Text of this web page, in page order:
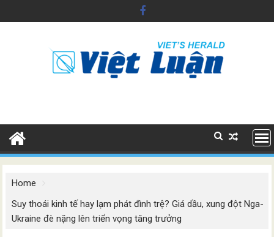
to
Home
Suy thoái kinh tế hay lạm phát đình trệ? Giá dầu, xung đột Nga-
Ukraine đè nặng lên triển vọng tăng trưởng